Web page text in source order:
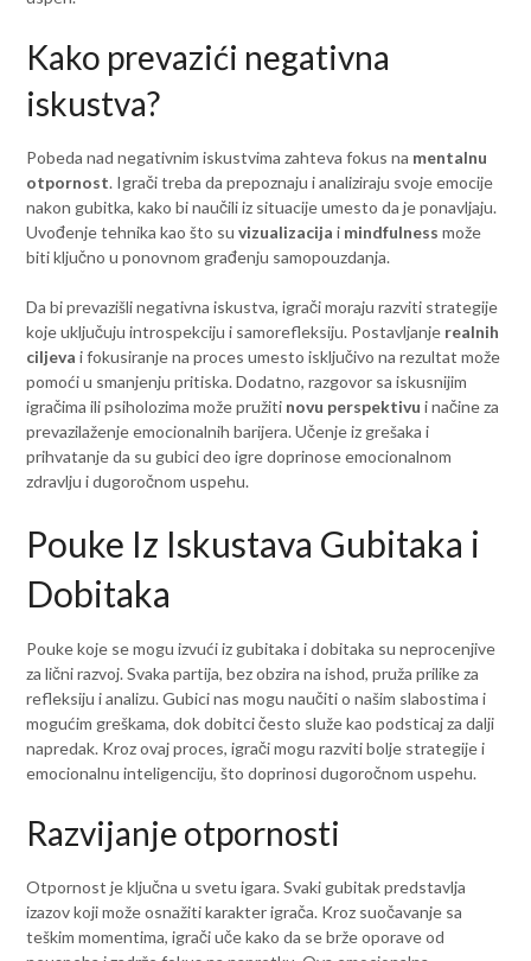
Kako prevazići negativna
iskustva?
Pobeda nad negativnim iskustvima zahteva fokus na mentalnu
otpornost. Igrači treba da prepoznaju i analiziraju svoje emocije
nakon gubitka, kako bi naučili iz situacije umesto da je ponavljaju.
Uvođenje tehnika kao što suvizualizacija i mindfulness može
biti ključno u ponovnom građenju samopouzdanja.
Da bi prevazišli negativna iskustva, igrači moraju razviti strategije
koje uključuju introspekciju i samorefleksiju. Postavljanje realnih
ciljeva i fokusiranje na proces umesto isključivo na rezultat može
pomoći u smanjenju pritiska. Dodatno, razgovor sa iskusnijim
igračima ili psiholozima može pružiti novu perspektivu i načine za
prevazilaženje emocionalnih barijera. Učenje iz grešaka i
prihvatanje da su gubici deo igre doprinose emocionalnom
zdravlju i dugoročnom uspehu.
Pouke Iz Iskustava Gubitaka i
Dobitaka
Pouke koje se mogu izvući iz gubitaka i dobitaka su neprocenjive
za lični razvoj. Svaka partija, bez obzira na ishod, pruža prilike za
refleksiju i analizu. Gubici nas mogu naučiti o našim slabostima i
mogućim greškama, dok dobitci često služe kao podsticaj za dalji
napredak. Kroz ovaj proces, igrači mogu razviti bolje strategije i
emocionalnu inteligenciju, što doprinosi dugoročnom uspehu.
Razvijanje otpornosti
Otpornost je ključna u svetu igara. Svaki gubitak predstavlja
izazov koji može osnažiti karakter igrača. Kroz suočavanje sa
teškim momentima, igrači uče kako da se brže oporave od